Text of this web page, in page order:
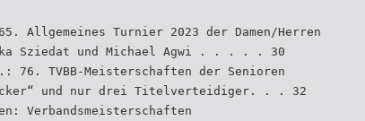
Allgemeines Turnier 2023 der Damen/Herren
Sziedat und Michael Agwi . . . . . 30
76. TVBB-Meisterschaften der Senioren
und nur drei Titelverteidiger. . . 32
Verbandsmeisterschaften